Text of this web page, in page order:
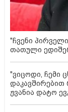
"ჩვენი
თათული
"ვიცოდი, ჩემი
ჟვანია დატო